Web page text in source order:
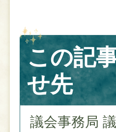
この記
せ先
議会事務局